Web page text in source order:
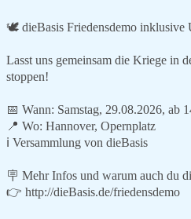
🕊 dieBasis Friedensdemo inklusive
Lasst uns gemeinsam die Kriege in
stoppen!
📅 Wann: Samstag, 29.08.2026, ab
📍 Wo: Hannover, Opernplatz
ℹ️ Versammlung von dieBasis
🪧 Mehr Infos und warum auch du
👉 http://dieBasis.de/friedensdemo